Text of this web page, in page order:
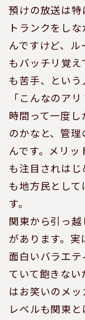
預けの放送は特
トランクをし
んですけど、
もバッチリ覚え
も苦手、とい
「こんなのア
時間って一度
のかなと、管
んです。メリ
も注目されは
も地方民とし
す。
関東から引っ
があります。
面白いバラエ
ていて飽きな
はお笑いのメ
レベルも関東